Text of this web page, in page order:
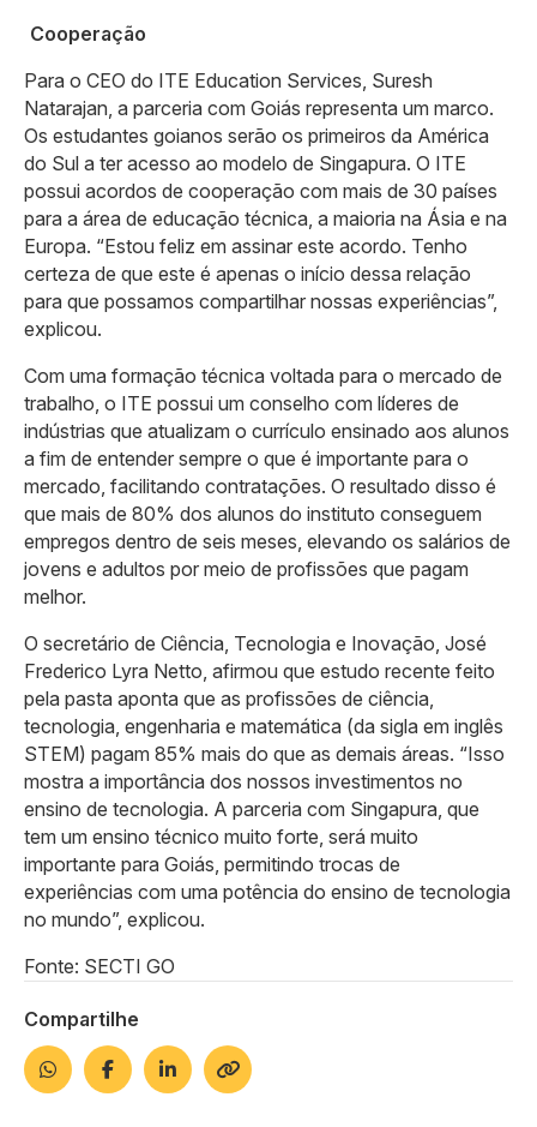
Cooperação
Para o CEO do ITE Education Services, Suresh
Natarajan, a parceria com Goiás representa um marco.
Os estudantes goianos serão os primeiros da América
do Sul a ter acesso ao modelo de Singapura. O ITE
possui acordos de cooperação com mais de 30 países
para a área de educação técnica, a maioria na Ásia e na
Europa. “Estou feliz em assinar este acordo. Tenho
certeza de que este é apenas o início dessa relação
para que possamos compartilhar nossas experiências”,
explicou.
Com uma formação técnica voltada para o mercado de
trabalho, o ITE possui um conselho com líderes de
indústrias que atualizam o currículo ensinado aos alunos
a fim de entender sempre o que é importante para o
mercado, facilitando contratações. O resultado disso é
que mais de 80% dos alunos do instituto conseguem
empregos dentro de seis meses, elevando os salários de
jovens e adultos por meio de profissões que pagam
melhor.
O secretário de Ciência, Tecnologia e Inovação, José
Frederico Lyra Netto, afirmou que estudo recente feito
pela pasta aponta que as profissões de ciência,
tecnologia, engenharia e matemática (da sigla em inglês
STEM) pagam 85% mais do que as demais áreas. “Isso
mostra a importância dos nossos investimentos no
ensino de tecnologia. A parceria com Singapura, que
tem um ensino técnico muito forte, será muito
importante para Goiás, permitindo trocas de
experiências com uma potência do ensino de tecnologia
no mundo”, explicou.
Fonte: SECTI GO
Compartilhe